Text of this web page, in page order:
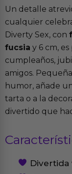
Un detalle
cualquier
Diverty Sex, con
fucsia y 6 cm,
cumpleaños,
amigos.
humor, añade
tarta o a la
divertido que
Divertida